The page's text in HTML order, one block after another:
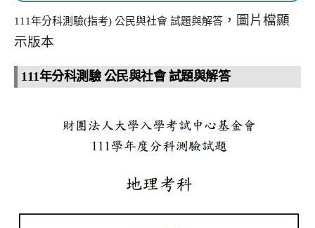
111年分科測驗(指考) 公民與社會 試題與解答 ，圖片檔顯
示版本
111年分科測驗 公民與社會 試題與解答